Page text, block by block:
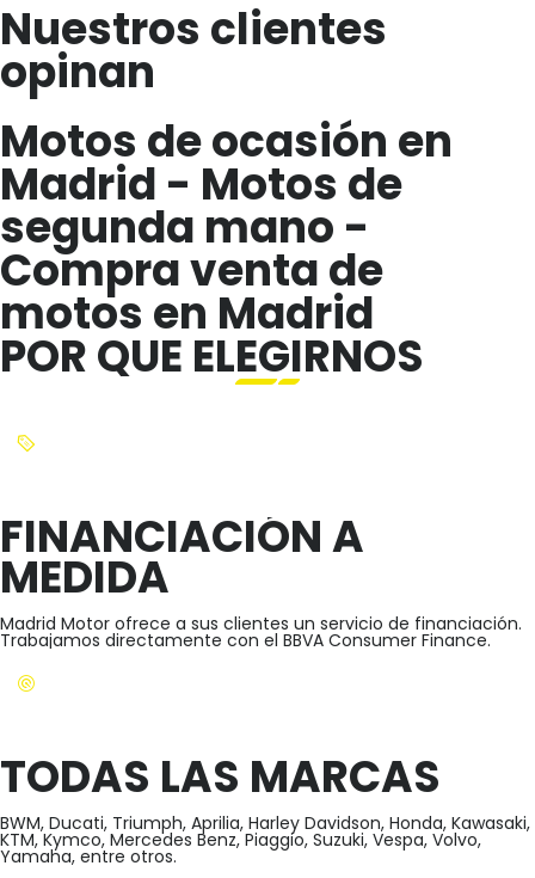
Nuestros clientes
opinan
Motos de ocasión en
Madrid - Motos de
segunda mano -
Compra venta de
motos en Madrid
POR QUE ELEGIRNOS
FINANCIACIÓN A
MEDIDA
Madrid Motor ofrece a sus clientes un servicio de financiación.
Trabajamos directamente con el BBVA Consumer Finance.
TODAS LAS MARCAS
BWM, Ducati, Triumph, Aprilia, Harley Davidson, Honda, Kawasaki,
KTM, Kymco, Mercedes Benz, Piaggio, Suzuki, Vespa, Volvo,
Yamaha, entre otros.